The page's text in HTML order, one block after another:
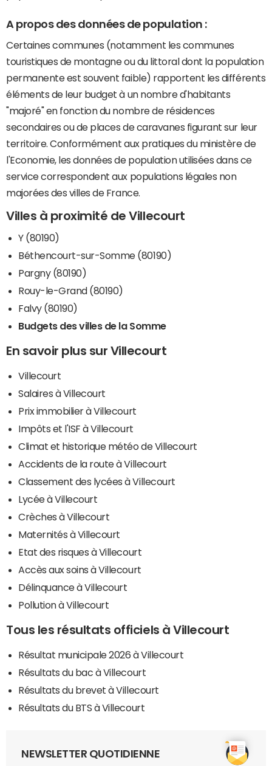
A propos des données de population :
Certaines communes (notamment les communes
touristiques de montagne ou du littoral dont la population
permanente est souvent faible) rapportent les différents
éléments de leur budget à un nombre d'habitants
"majoré" en fonction du nombre de résidences
secondaires ou de places de caravanes figurant sur leur
territoire. Conformément aux pratiques du ministère de
l'Economie, les données de population utilisées dans ce
service correspondent aux populations légales non
majorées des villes de France.
Villes à proximité de Villecourt
Y (80190)
Béthencourt-sur-Somme (80190)
Pargny (80190)
Rouy-le-Grand (80190)
Falvy (80190)
Budgets des villes de la Somme
En savoir plus sur Villecourt
Villecourt
Salaires à Villecourt
Prix immobilier à Villecourt
Impôts et l'ISF à Villecourt
Climat et historique météo de Villecourt
Accidents de la route à Villecourt
Classement des lycées à Villecourt
Lycée à Villecourt
Crèches à Villecourt
Maternités à Villecourt
Etat des risques à Villecourt
Accès aux soins à Villecourt
Délinquance à Villecourt
Pollution à Villecourt
Tous les résultats officiels à Villecourt
Résultat municipale 2026 à Villecourt
Résultats du bac à Villecourt
Résultats du brevet à Villecourt
Résultats du BTS à Villecourt
NEWSLETTER QUOTIDIENNE